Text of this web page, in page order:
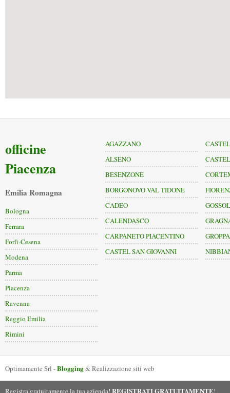
officine
Piacenza
Emilia Romagna
Bologna
Ferrara
Forlì-Cesena
Modena
Parma
Piacenza
Ravenna
Reggio Emilia
Rimini
AGAZZANO
ALSENO
BESENZONE
BORGONOVO VAL TIDONE
CADEO
CALENDASCO
CARPANETO PIACENTINO
CASTEL SAN GIOVANNI
Optimamente Srl -Blogging& Realizzazione siti web
Registra gratuitamente la tua azienda! REGISTRATI GRATUITAMENTE!